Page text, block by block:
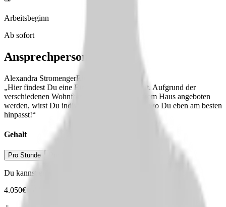
Arbeitsbeginn
Ab sofort
Ansprechperson
Alexandra StromengerEinrichtungsleiterin
„Hier findest Du eine Einrichtung mit Vielfalt. Aufgrund der
verschiedenen Wohnformen, welche in unserem Haus angeboten
werden, wirst Du individuell eingeteilt: Dort, wo Du eben am besten
hinpasst!“
Gehalt
Pro Stunde
Du kannst ein Bruttogehalt erwarten von
4.050€